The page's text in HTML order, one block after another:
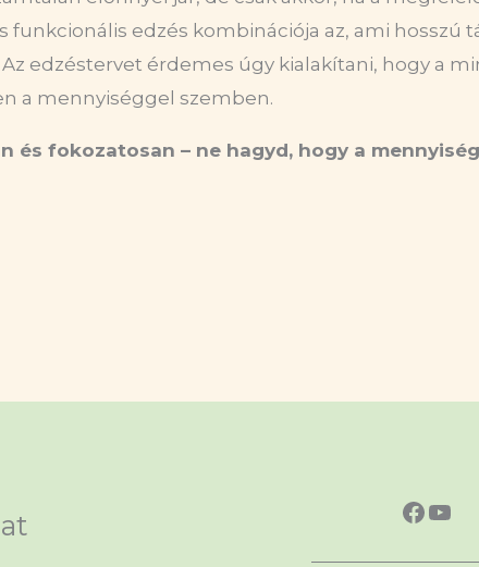
funkcionális edzés kombinációja az, ami hosszú
edzéstervet érdemes úgy kialakítani, hogy a
a mennyiséggel szemben.
és fokozatosan – ne hagyd, hogy a mennyisé